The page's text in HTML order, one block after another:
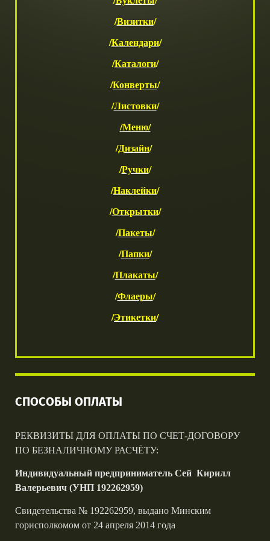
/Визитки/
/Календари/
/Каталоги/
/Конверты/
/Листовки/
/Меню/
/Дизайн/
/Ручки/
/Наклейки/
/Открытки/
/Пакеты/
/Папки/
/Плакаты/
/Флаеры/
/Этикетки/
СПОСОБЫ ОПЛАТЫ
РЕКВИЗИТЫ ДЛЯ ОПЛАТЫ ПО СЧЕТ-ДОГОВОРУ
ПО БЕЗНАЛИЧНОМУ РАСЧЁТУ:
Индивидуальный предприниматель Сей Кирилл
Валерьевич (УНП 192262959)
Свидетельства № 192262959, выдано Минским
горисполкомом от 24 апреля 2014 года